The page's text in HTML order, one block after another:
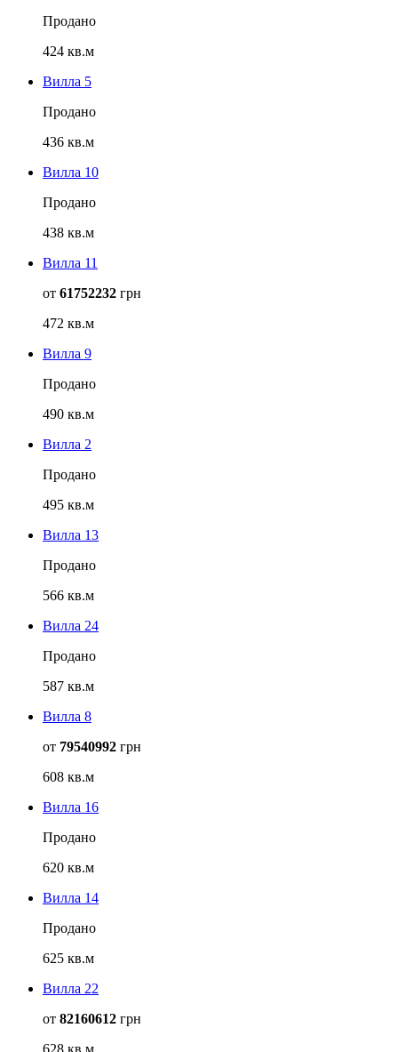
Продано
424 кв.м
Вилла 5
Продано
436 кв.м
Вилла 10
Продано
438 кв.м
Вилла 11
от 61752232 грн
472 кв.м
Вилла 9
Продано
490 кв.м
Вилла 2
Продано
495 кв.м
Вилла 13
Продано
566 кв.м
Вилла 24
Продано
587 кв.м
Вилла 8
от 79540992 грн
608 кв.м
Вилла 16
Продано
620 кв.м
Вилла 14
Продано
625 кв.м
Вилла 22
от 82160612 грн
628 кв.м